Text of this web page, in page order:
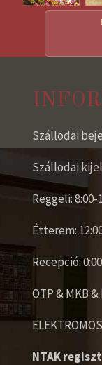
Szállodai
Szállodai
Reggeli: 8:00-
Étterem:
Recepció:
OTP & MKB
NTAK